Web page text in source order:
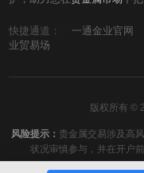
快捷通道： 一通金业官网
业贸易场
版权所有 ©
风险提示： 贵金属交易涉及高
状况审慎参与，并在开户